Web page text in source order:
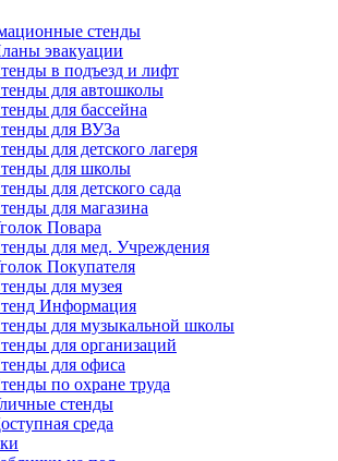
стенды
эвакуации
в подъезд и лифт
для автошколы
для бассейна
для ВУЗа
для детского лагеря
для школы
для детского сада
для магазина
Повара
для мед. Учреждения
Покупателя
для музея
Информация
для музыкальной школы
для организаций
для офиса
по охране труда
стенды
среда